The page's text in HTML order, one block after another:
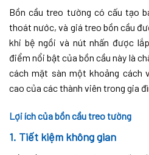
Bồn cầu treo tường có cấu tạo
thoát nước, và giá treo bồn cầu
khi bệ ngồi và nút nhấn được
điểm nổi bật của bồn cầu này là
cách mặt sàn một khoảng cách
cao của các thành viên trong gia
Lợi ích của bồn cầu treo tường
1. Tiết kiệm không gian